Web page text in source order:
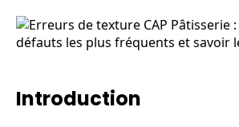
Introduction